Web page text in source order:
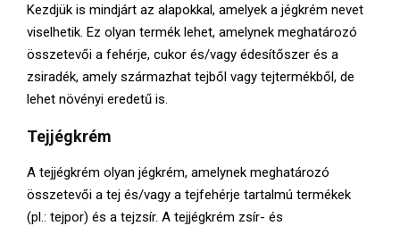
Kezdjük is mindjárt az alapokkal, amelyek a jégkrém nevet
viselhetik. Ez olyan termék lehet, amelynek meghatározó
összetevői a fehérje, cukor és/vagy édesítőszer és a
zsiradék, amely származhat tejből vagy tejtermékből, de
lehet növényi eredetű is.
Tejjégkrém
A tejjégkrém olyan jégkrém, amelynek meghatározó
összetevői a tej és/vagy a tejfehérje tartalmú termékek
(pl.: tejpor) és a tejzsír. A tejjégkrém zsír- és